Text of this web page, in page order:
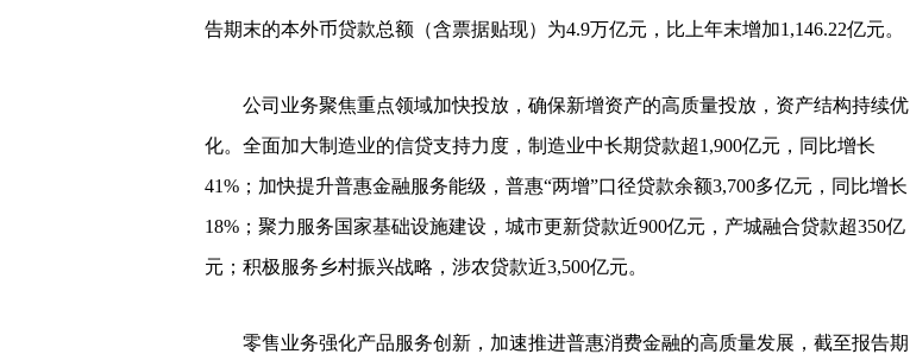
告期末的本外币贷款总额（含票据贴现）为4.9万亿元，比上年末增加1,146.22亿元。
公司业务聚焦重点领域加快投放，确保新增资产的高质量投放，资产结构持续优
化。全面加大制造业的信贷支持力度，制造业中长期贷款超1,900亿元，同比增长
41%；加快提升普惠金融服务能级，普惠“两增”口径贷款余额3,700多亿元，同比增长
18%；聚力服务国家基础设施建设，城市更新贷款近900亿元，产城融合贷款超350亿
元；积极服务乡村振兴战略，涉农贷款近3,500亿元。
零售业务强化产品服务创新，加速推进普惠消费金融的高质量发展，截至报告期